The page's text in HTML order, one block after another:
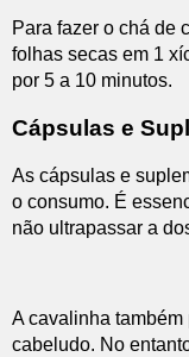
Para fazer o chá de
folhas secas em 1
por 5 a 10 minutos.
Cápsulas e
As cápsulas e
o consumo. É
não ultrapassar a
A cavalinha
cabeludo. No